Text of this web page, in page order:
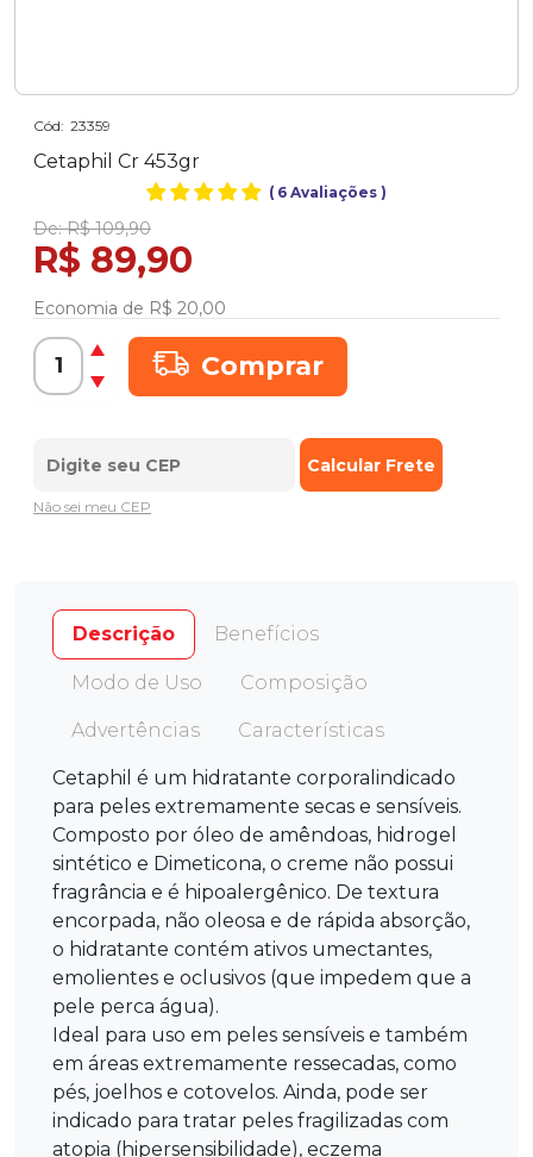
Cód: 23359
Cetaphil Cr 453gr
( 6 Avaliações )
De:R$ 109,90
R$ 89,90
Economia de R$ 20,00
Comprar
Não sei meu CEP
Descrição Benefícios
Modo de Uso Composição
Advertências Características
Cetaphil é um hidratante corporalindicado
para peles extremamente secas e sensíveis.
Composto por óleo de amêndoas, hidrogel
sintético e Dimeticona, o creme não possui
fragrância e é hipoalergênico. De textura
encorpada, não oleosa e de rápida absorção,
o hidratante contém ativos umectantes,
emolientes e oclusivos (que impedem que a
pele perca água).
Ideal para uso em peles sensíveis e também
em áreas extremamente ressecadas, como
pés, joelhos e cotovelos. Ainda, pode ser
indicado para tratar peles fragilizadas com
atopia (hipersensibilidade), eczema